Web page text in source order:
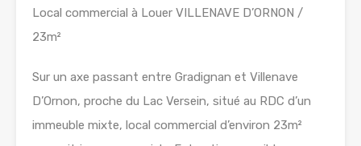
Local commercial à Louer VILLENAVE D’ORNON /
23m²
Sur un axe passant entre Gradignan et Villenave
D’Ornon, proche du Lac Versein, situé au RDC d’un
immeuble mixte, local commercial d’environ 23m²